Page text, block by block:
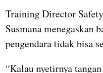
Training Director
Susmana menegaskan
pengendara tidak bisa
“Kalau nyetirnya